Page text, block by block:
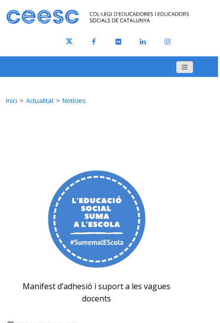
Inici Actualitat Notícies
Manifest d’adhesió i suport a les vagues
docents